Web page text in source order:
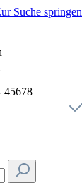
Suche springen
45678